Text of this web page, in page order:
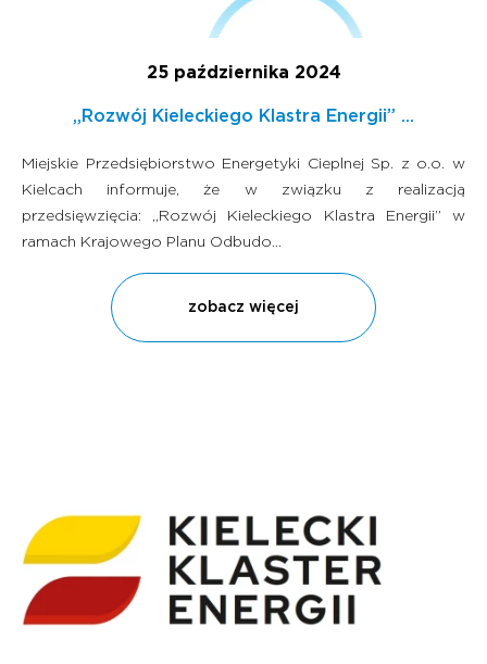
25 października 2024
„Rozwój Kieleckiego Klastra Energii” ...
Miejskie Przedsiębiorstwo Energetyki Cieplnej Sp. z o.o. w
Kielcach informuje, że w związku z realizacją
przedsięwzięcia: „Rozwój Kieleckiego Klastra Energii” w
ramach Krajowego Planu Odbudo...
zobacz więcej